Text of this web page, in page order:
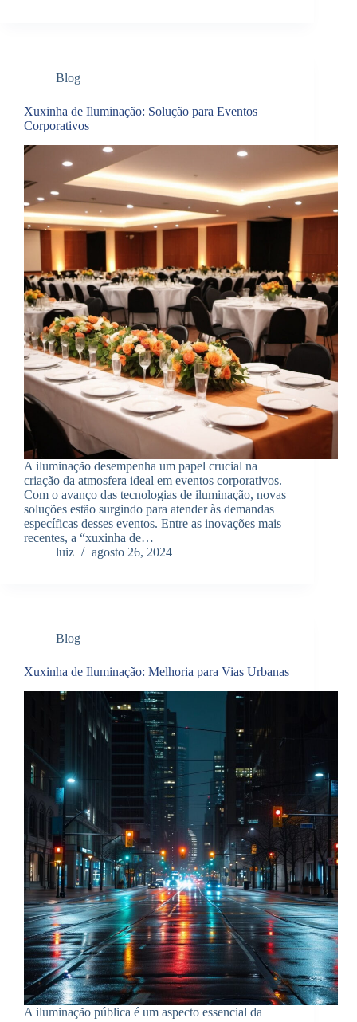
Blog
Xuxinha de Iluminação: Solução para Eventos
Corporativos
A iluminação desempenha um papel crucial na
criação da atmosfera ideal em eventos corporativos.
Com o avanço das tecnologias de iluminação, novas
soluções estão surgindo para atender às demandas
específicas desses eventos. Entre as inovações mais
recentes, a “xuxinha de…
luiz
agosto 26, 2024
Blog
Xuxinha de Iluminação: Melhoria para Vias Urbanas
A iluminação pública é um aspecto essencial da